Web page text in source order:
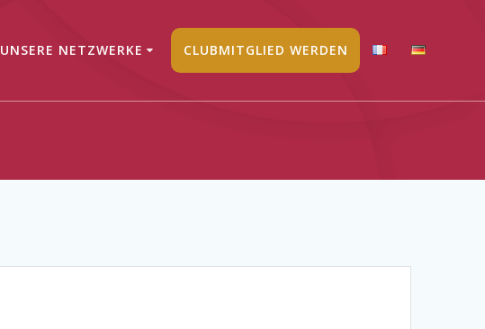
UNSERE NETZWERKE CLUBMITGLIED WERDEN